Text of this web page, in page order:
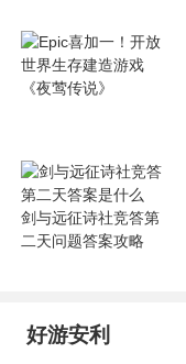
好游安利